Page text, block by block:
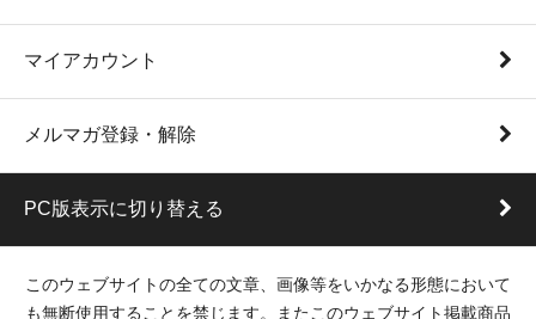
マイアカウント
メルマガ登録・解除
PC版表示に切り替える
このウェブサイトの全ての文章、画像等をいかなる形態において
も無断使用することを禁じます。またこのウェブサイト掲載商品